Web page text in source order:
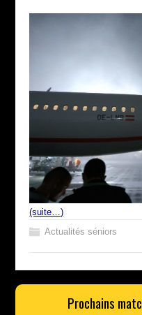
(suite…)
Actualités séniors
Prochains